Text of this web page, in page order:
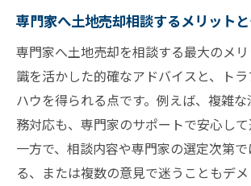
専門家へ土地売却相談するメリット
専門家へ土地売却を相談する最大のメ
識を活かした的確なアドバイスと、ト
ハウを得られる点です。例えば、複雑
務対応も、専門家のサポートで安心して
一方で、相談内容や専門家の選定次第
る、または複数の意見で迷うこともデ